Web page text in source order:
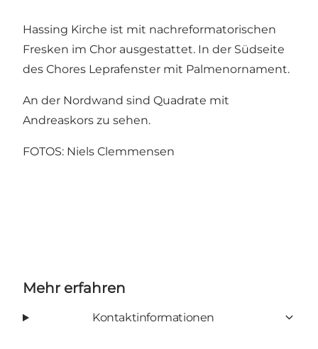
Hassing Kirche ist mit nachreformatorischen
Fresken im Chor ausgestattet. In der Südseite
des Chores Leprafenster mit Palmenornament.
An der Nordwand sind Quadrate mit
Andreaskors zu sehen.
FOTOS: Niels Clemmensen
Mehr erfahren
Kontaktinformationen